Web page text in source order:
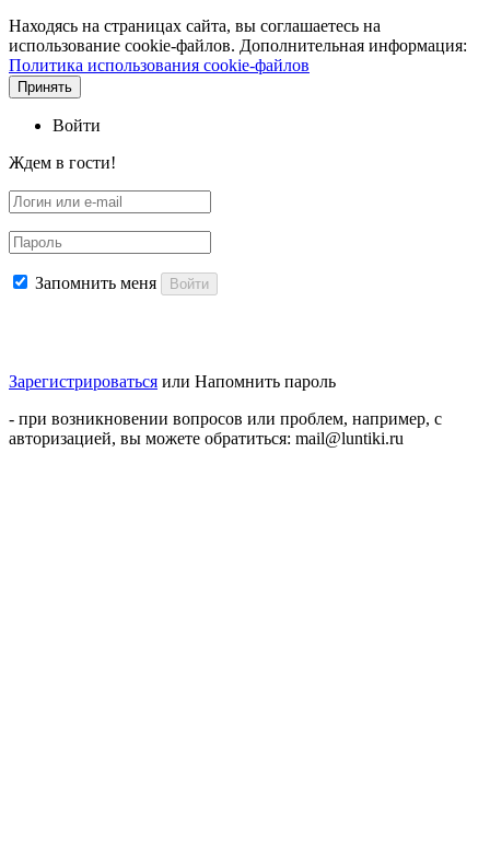
Находясь на страницах сайта, вы соглашаетесь на
использование cookie-файлов. Дополнительная информация:
Политика использования cookie-файлов
Принять
Войти
Ждем в гости!
Запомнить меня Войти
Зарегистрироваться или Напомнить пароль
- при возникновении вопросов или проблем, например, с
авторизацией, вы можете обратиться: mail@luntiki.ru